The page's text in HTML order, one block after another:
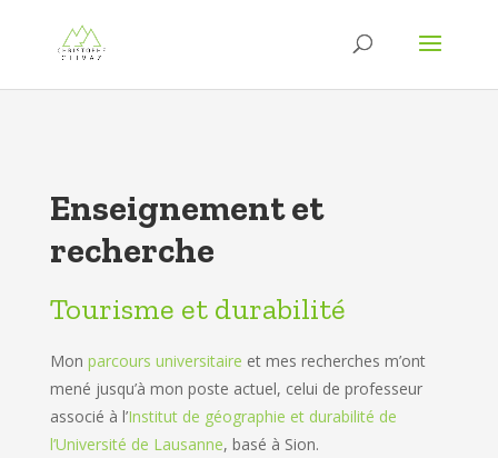
Enseignement et
recherche
Tourisme et durabilité
Mon parcours universitaire et mes recherches m’ont
mené jusqu’à mon poste actuel, celui de professeur
associé à l’Institut de géographie et durabilité de
l’Université de Lausanne, basé à Sion.